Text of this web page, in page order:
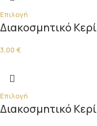
Επιλογή
Διακοσμητικό Κερί
3,00 €
Επιλογή
Διακοσμητικό Κερί